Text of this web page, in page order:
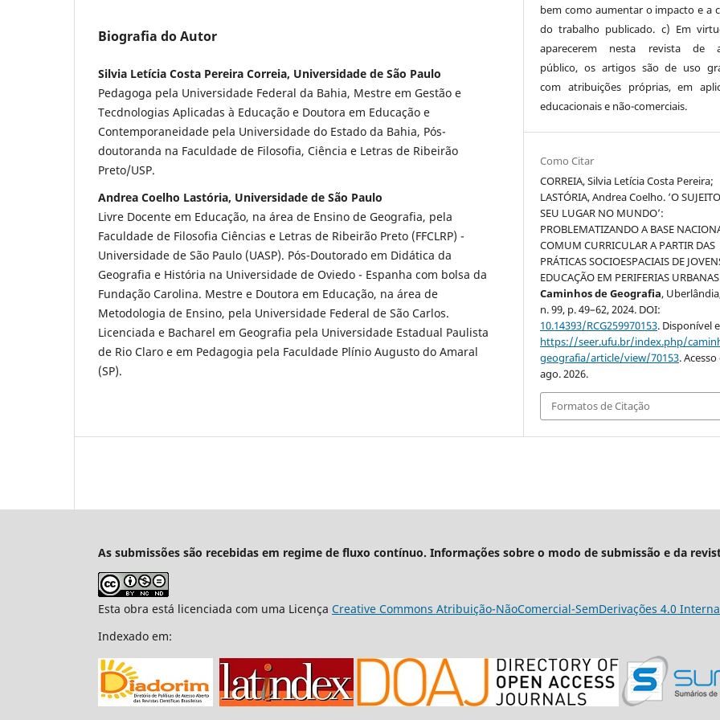
Biografia do Autor
Silvia Letícia Costa Pereira Correia, Universidade de São Paulo
Pedagoga pela Universidade Federal da Bahia, Mestre em Gestão e
Tecdnologias Aplicadas à Educação e Doutora em Educação e
Contemporaneidade pela Universidade do Estado da Bahia, Pós-
doutoranda na Faculdade de Filosofia, Ciência e Letras de Ribeirão
Preto/USP.
Andrea Coelho Lastória, Universidade de São Paulo
Livre Docente em Educação, na área de Ensino de Geografia, pela
Faculdade de Filosofia Ciências e Letras de Ribeirão Preto (FFCLRP) -
Universidade de São Paulo (UASP). Pós-Doutorado em Didática da
Geografia e História na Universidade de Oviedo - Espanha com bolsa da
Fundação Carolina. Mestre e Doutora em Educação, na área de
Metodologia de Ensino, pela Universidade Federal de São Carlos.
Licenciada e Bacharel em Geografia pela Universidade Estadual Paulista
de Rio Claro e em Pedagogia pela Faculdade Plínio Augusto do Amaral
(SP).
bem como aumentar o impacto e a
do trabalho publicado. c) Em
aparecerem nesta revista de
público, os artigos são de uso
com atribuições próprias, em
educacionais e não-comerciais.
Como Citar
CORREIA, Silvia Letícia Costa Pereira;
LASTÓRIA, Andrea Coelho. ‘O
SEU LUGAR NO MUNDO’:
PROBLEMATIZANDO A BASE
COMUM CURRICULAR A PARTIR DAS
PRÁTICAS SOCIOESPACIAIS DE
EDUCAÇÃO EM PERIFERIAS
Caminhos de Geografia,
n. 99, p. 49–62, 2024. DOI:
10.14393/RCG259970153. Disponível
https://seer.ufu.br/index.php/
geografia/article/view/70153.
ago. 2026.
Formatos de Citação
As submissões são recebidas em regime de fluxo contínuo. Informações sobre o modo de submissão e da
Esta obra está licenciada com uma Licença Creative Commons Atribuição-NãoComercial-SemDerivações 4.0
Indexado em: